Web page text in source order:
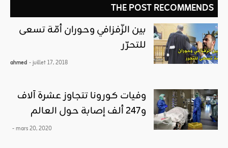
THE POST RECOMMENDS
بين الزّفزافي وحوران أمّة تسعى
للتحرّر
ahmed - juillet 17, 2018
وفيات كورونا تتجاوز عشرة آلاف
و247 ألف إصابة حول العالم
- mars 20, 2020